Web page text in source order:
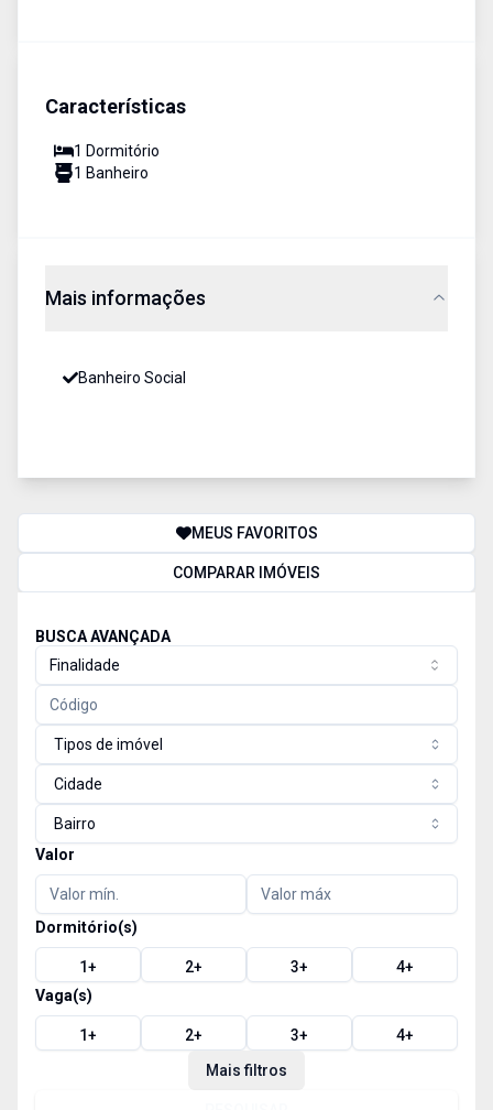
Características
1 Dormitório
1 Banheiro
Mais informações
Banheiro Social
MEUS FAVORITOS
COMPARAR IMÓVEIS
BUSCA AVANÇADA
Finalidade
Tipos de imóvel
Cidade
Bairro
Valor
Dormitório(s)
1+ 2+ 3+ 4+
Vaga(s)
1+ 2+ 3+ 4+
Mais filtros